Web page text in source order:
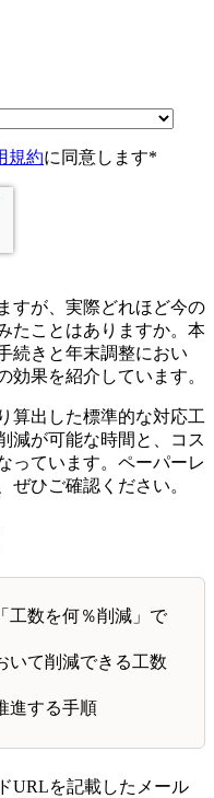
規約に同意します*
すが、実際どれほど今の
たことはありますか。本
続きと年末調整におい
効果を紹介しています。
算出した標準的な対応工
減が可能な時間と、コス
っています。ペーパーレ
ぜひご確認ください。
工数を何％削減」で
いて削減できる工数
進する手順
URLを記載したメール